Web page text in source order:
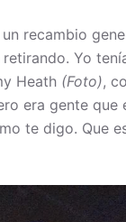
recambio
Yo
Heath (Foto),
era gente que
te digo. Que